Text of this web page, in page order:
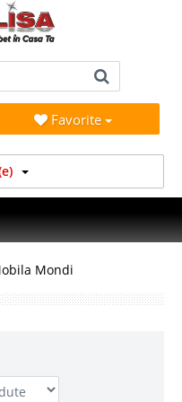
Favorite
Mondi